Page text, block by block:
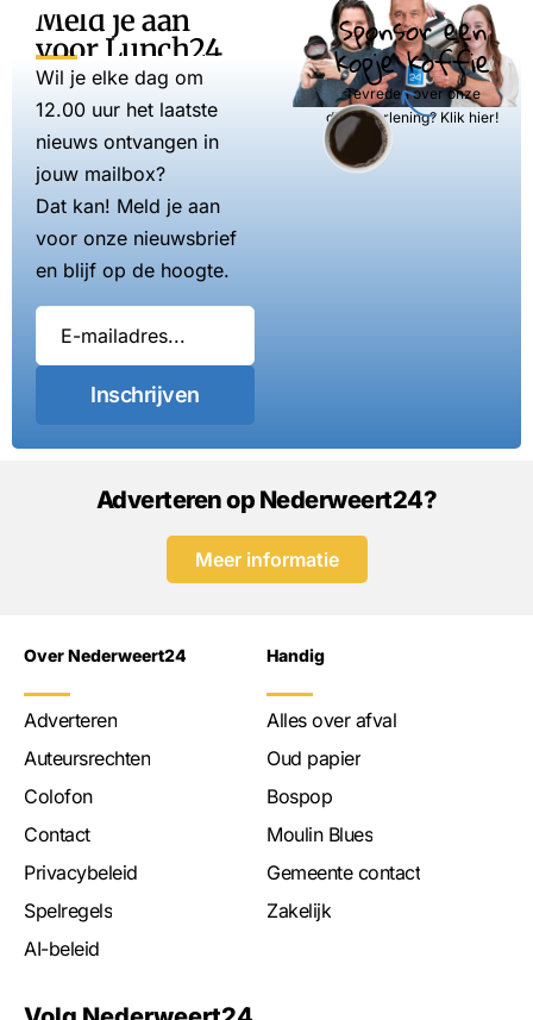
Meld je aan
voor Lunch24
Wil je elke dag om
12.00 uur het laatste
nieuws ontvangen in
jouw mailbox?
Dat kan! Meld je aan
voor onze nieuwsbrief
en blijf op de hoogte.
Inschrijven
Sponsor een
kopje koffie
Tevreden over onze
dienstverlening? Klik hier!
Adverteren op Nederweert24?
Meer informatie
Over Nederweert24
Adverteren
Auteursrechten
Colofon
Contact
Privacybeleid
Spelregels
AI-beleid
Handig
Alles over afval
Oud papier
Bospop
Moulin Blues
Gemeente contact
Zakelijk